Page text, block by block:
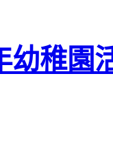
幼稚園
會